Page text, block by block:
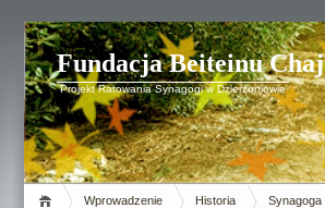
Fundacja Beiteinu Chaj
Projekt Ratowania Synagogi w Dzierżoniowie
Wprowadzenie Historia Synagoga